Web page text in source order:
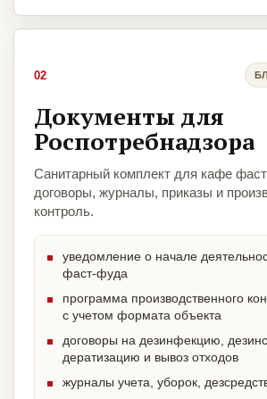
02
Документы для
Роспотребнадзора
Санитарный комплект для кафе
договоры, журналы, приказы и
контроль.
уведомление о начале
фаст-фуда
программа производственного
с учетом формата объекта
договоры на дезинфекцию,
дератизацию и вывоз отходов
журналы учета, уборок,